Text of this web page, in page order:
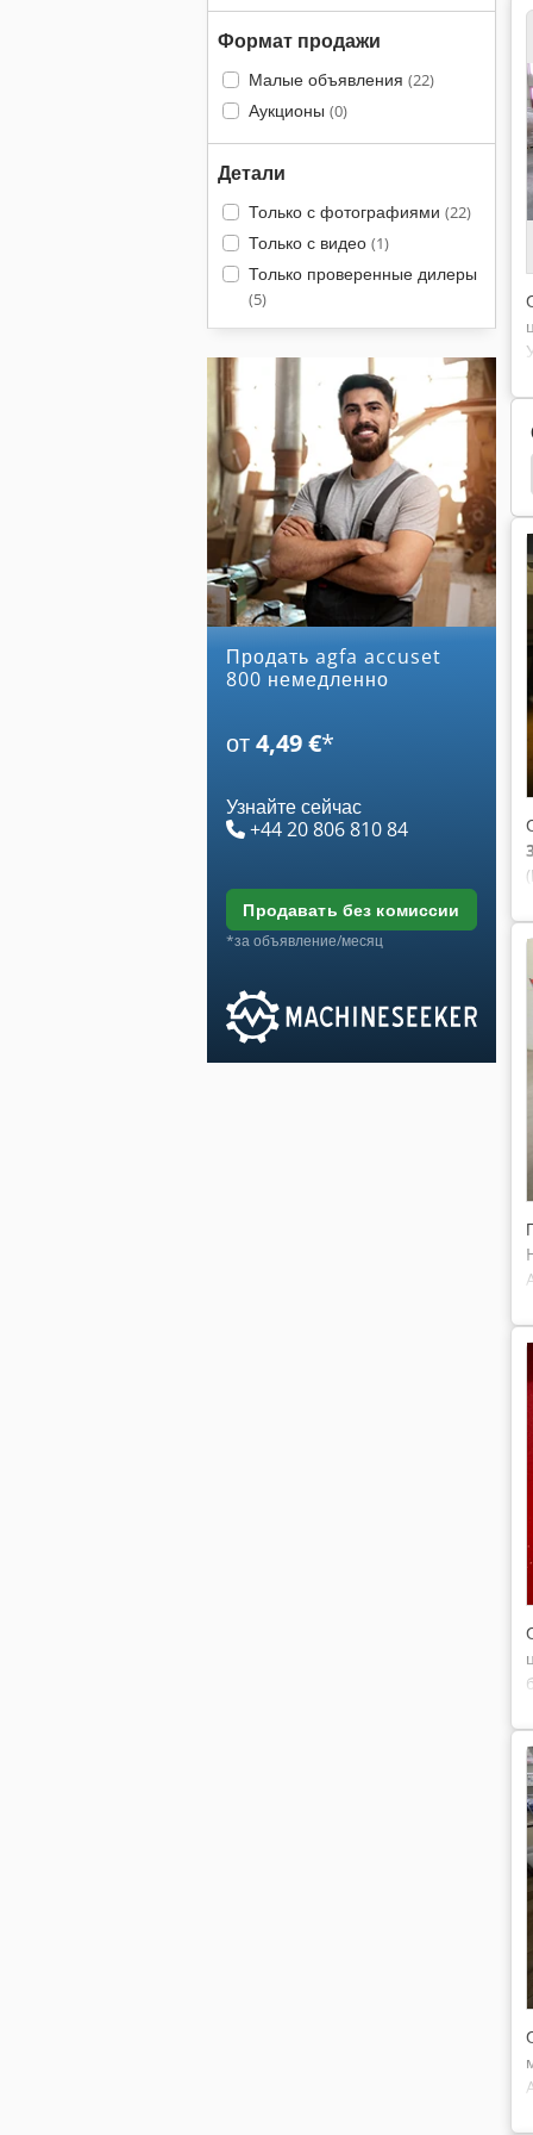
Формат продажи
Малые объявления (22)
Аукционы (0)
Детали
Только с фотографиями (22)
Только с видео (1)
Только проверенные дилеры
(5)
Продать agfa accuset
800 немедленно
от4,49 €*
Узнайте сейчас
+44 20 806 810 84
продавать без комиссии
*за объявление/месяц
Газета Печатная Машина